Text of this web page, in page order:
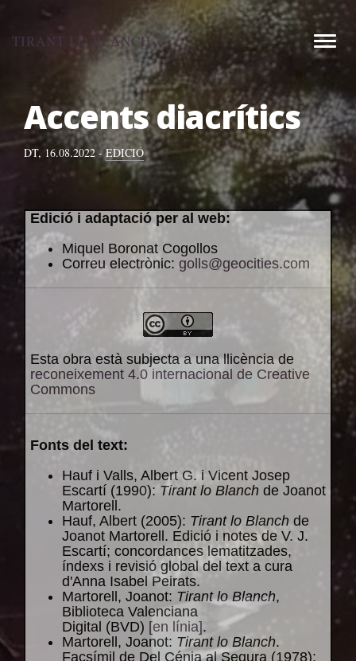
contingut
TIRANT LO BLANCH
Accents diacrítics
DT, 16.08.2022 -EDICIÓ
Edició i adaptació per al web:
Miquel Boronat Cogollos
Correu electrònic: golls@geocities.com
Esta obra està subjecta a una llicència de
reconeixement 4.0 internacional de Creative
Commons
Fonts del text:
Hauf i Valls, Albert G. i Vicent Josep
Escartí (1990): Tirant lo Blanch de Joanot
Martorell.
Hauf, Albert (2005): Tirant lo Blanchde
Joanot Martorell. Edició i notes de V. J.
Escartí; concordances lematitzades,
índexs i revisió global del text a cura
d'Anna Isabel Peirats.
Martorell, Joanot: Tirant lo Blanch,
Biblioteca Valenciana
Digital (BVD) [en línia] .
Martorell, Joanot: Tirant lo Blanch.
Facsímil de Del Cénia al Segura (1978);